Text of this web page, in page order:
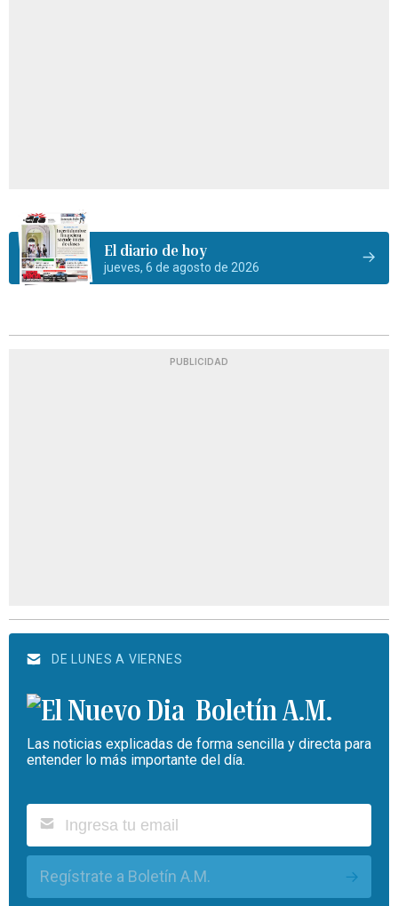
El diario de hoy
jueves, 6 de agosto de 2026
PUBLICIDAD
DE LUNES A VIERNES
Boletín A.M.
Las noticias explicadas de forma sencilla y directa para
entender lo más importante del día.
Regístrate a Boletín A.M.